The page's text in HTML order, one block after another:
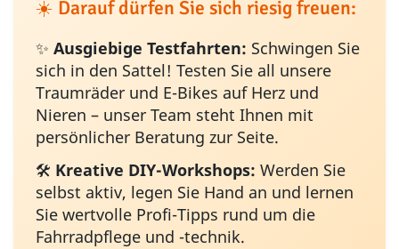
☀️ Darauf dürfen Sie sich riesig freuen:
✨ Ausgiebige Testfahrten: Schwingen Sie
sich in den Sattel! Testen Sie all unsere
Traumräder und E-Bikes auf Herz und
Nieren – unser Team steht Ihnen mit
persönlicher Beratung zur Seite.
🛠️ Kreative DIY-Workshops: Werden Sie
selbst aktiv, legen Sie Hand an und lernen
Sie wertvolle Profi-Tipps rund um die
Fahrradpflege und -technik.